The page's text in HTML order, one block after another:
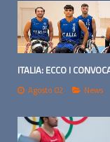
ITALIA: ECCO I
Agosto 02 News